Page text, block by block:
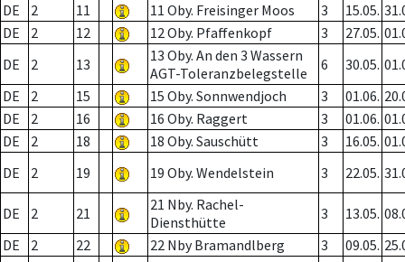
DE
2 11 11 Oby. Freisinger Moos 3 15.05.
DE
2 12 12 Oby. Pfaffenkopf 3 27.05.
DE
2 13
13 Oby. An den 3 Wassern
AGT-Toleranzbelegstelle
6 30.05.
DE
2 15 15 Oby. Sonnwendjoch 3 01.06.
DE
2 16 16 Oby. Raggert 3 01.06.
DE
2 18 18 Oby. Sauschütt 3 16.05.
DE
2 19 19 Oby. Wendelstein 3 22.05.
DE 2 21
21 Nby. Rachel-
Diensthütte
3 13.05.
DE
2 22 22 Nby Bramandlberg 3 09.05.